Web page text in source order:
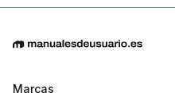
Marcas